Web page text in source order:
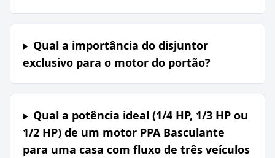
Qual a importância do disjuntor
exclusivo para o motor do portão?
Qual a potência ideal (1/4 HP, 1/3 HP ou
1/2 HP) de um motor PPA Basculante
para uma casa com fluxo de três veículos